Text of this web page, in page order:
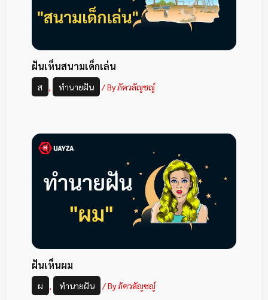
ฝันเห็นสนามเด็กเล่น
ส , ทำนายฝัน / Byภัควลัญชญ์
ฝันเห็นผม
ผ , ทำนายฝัน / Byภัควลัญชญ์